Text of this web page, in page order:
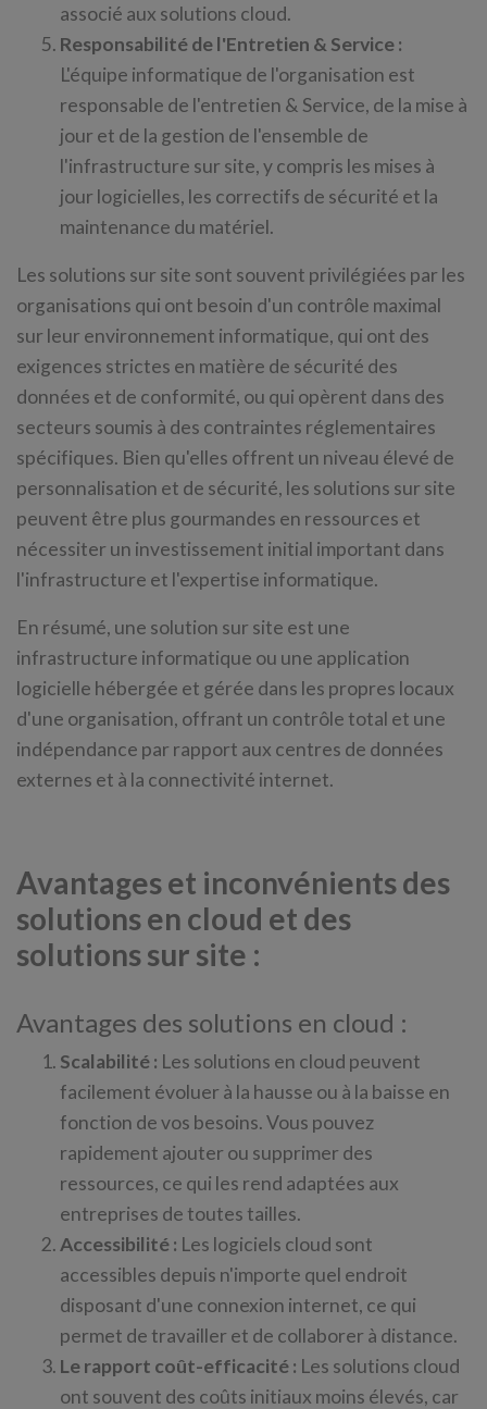
associé aux solutions cloud.
Responsabilité de l'Entretien & Service :
L'équipe informatique de l'organisation est
responsable de l'entretien & Service, de la mise à
jour et de la gestion de l'ensemble de
l'infrastructure sur site, y compris les mises à
jour logicielles, les correctifs de sécurité et la
maintenance du matériel.
Les solutions sur site sont souvent privilégiées par les
organisations qui ont besoin d'un contrôle maximal
sur leur environnement informatique, qui ont des
exigences strictes en matière de sécurité des
données et de conformité, ou qui opèrent dans des
secteurs soumis à des contraintes réglementaires
spécifiques. Bien qu'elles offrent un niveau élevé de
personnalisation et de sécurité, les solutions sur site
peuvent être plus gourmandes en ressources et
nécessiter un investissement initial important dans
l'infrastructure et l'expertise informatique.
En résumé, une solution sur site est une
infrastructure informatique ou une application
logicielle hébergée et gérée dans les propres locaux
d'une organisation, offrant un contrôle total et une
indépendance par rapport aux centres de données
externes et à la connectivité internet.
Avantages et inconvénients des
solutions en cloud et des
solutions sur site :
Avantages des solutions en cloud :
Scalabilité : Les solutions en cloud peuvent
facilement évoluer à la hausse ou à la baisse en
fonction de vos besoins. Vous pouvez
rapidement ajouter ou supprimer des
ressources, ce qui les rend adaptées aux
entreprises de toutes tailles.
Accessibilité : Les logiciels cloud sont
accessibles depuis n'importe quel endroit
disposant d'une connexion internet, ce qui
permet de travailler et de collaborer à distance.
Le rapport coût-efficacité : Les solutions cloud
ont souvent des coûts initiaux moins élevés, car